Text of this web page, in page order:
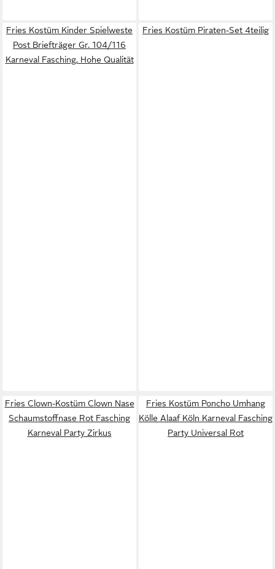
Fries Kostüm Kinder Spielweste
Post Briefträger Gr. 104/116
Karneval Fasching, Hohe Qualität
Fries Kostüm Piraten-Set 4teilig
Fries Clown-Kostüm Clown Nase
Schaumstoffnase Rot Fasching
Karneval Party Zirkus
Fries Kostüm Poncho Umhang
Kölle Alaaf Köln Karneval Fasching
Party Universal Rot